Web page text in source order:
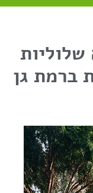
ברמת גן